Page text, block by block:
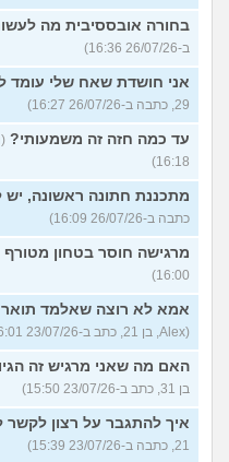
בחורה אובססיבית מה
ב-26/07/26 16:36)
אני חושדת שאח שלי עומד
29, כתבה ב-26/07/26 16:27)
עד כמה חזה זה משמעותי?
16:18)
מתכננת חתונה ראשונה,
כתבה ב-26/07/26 16:09)
מרגישה חוסר בטחון מטורף
16:00)
אמא לא רוצה שאלמד
(Alex, בן 21, כתב ב-23/07/26 16:01)
האם מה שאני מרגיש זה
בן 31, כתב ב-23/07/26 15:50)
איך להתגבר על רצון לקשר
21, כתבה ב-23/07/26 15:39)